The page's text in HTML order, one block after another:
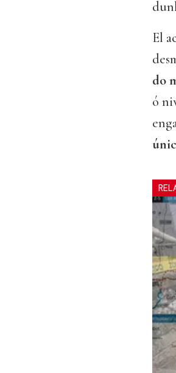
El
do
ó